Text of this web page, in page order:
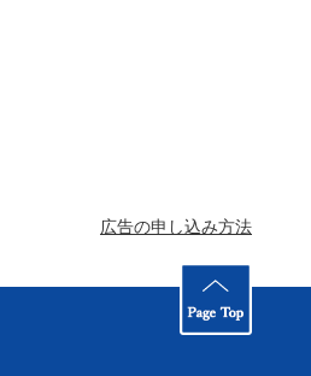
広告の申し込み方法